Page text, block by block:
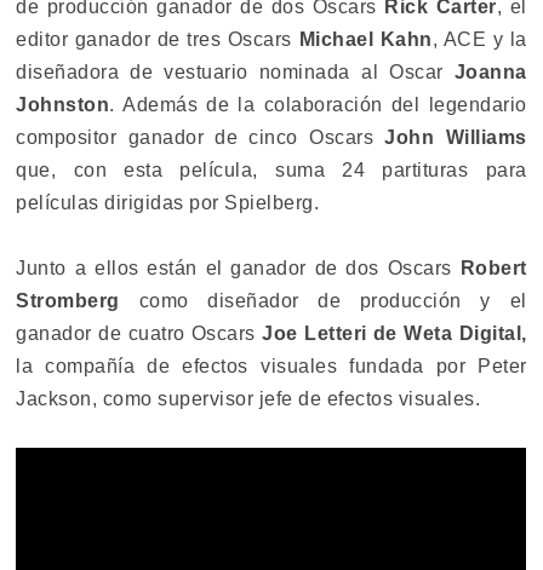
de producción ganador de dos Oscars Rick Carter, el
editor ganador de tres Oscars Michael Kahn, ACE y la
diseñadora de vestuario nominada al Oscar Joanna
Johnston. Además de la colaboración del legendario
compositor ganador de cinco OscarsJohn Williams
que, con esta película, suma 24 partituras para
películas dirigidas por Spielberg.
Junto a ellos están el ganador de dos Oscars
Robert
Stromberg
como diseñador de producción y el
ganador de cuatro OscarsJoe Letteri de Weta Digital,
la compañía de efectos visuales fundada por Peter
Jackson, como supervisor jefe de efectos visuales.